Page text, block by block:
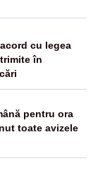
cu legea
în
pentru ora
toate avizele